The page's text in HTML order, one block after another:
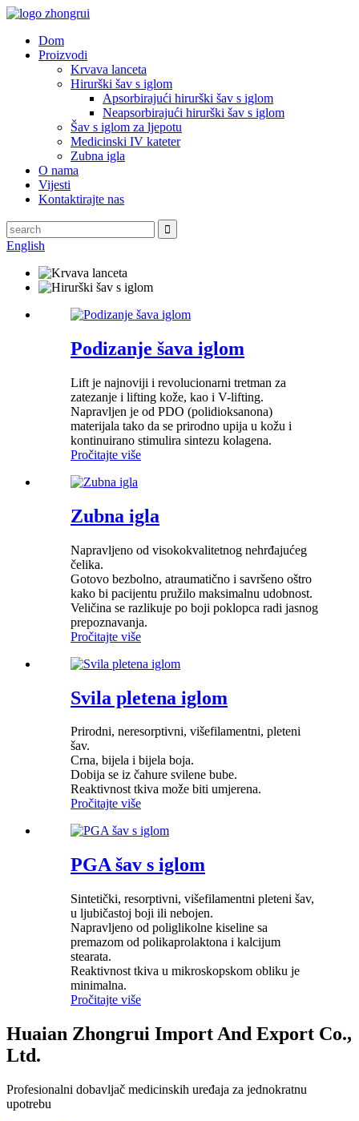
Dom
Proizvodi
Krvava lanceta
Hirurški šav s iglom
Apsorbirajući hirurški šav s iglom
Neapsorbirajući hirurški šav s iglom
Šav s iglom za ljepotu
Medicinski IV kateter
Zubna igla
O nama
Vijesti
Kontaktirajte nas
English
Podizanje šava iglom
Lift je najnoviji i revolucionarni tretman za
zatezanje i lifting kože, kao i V-lifting.
Napravljen je od PDO (polidioksanona)
materijala tako da se prirodno upija u kožu i
kontinuirano stimulira sintezu kolagena.
Pročitajte više
Zubna igla
Napravljeno od visokokvalitetnog nehrđajućeg
čelika.
Gotovo bezbolno, atraumatično i savršeno oštro
kako bi pacijentu pružilo maksimalnu udobnost.
Veličina se razlikuje po boji poklopca radi jasnog
prepoznavanja.
Pročitajte više
Svila pletena iglom
Prirodni, neresorptivni, višefilamentni, pleteni
šav.
Crna, bijela i bijela boja.
Dobija se iz čahure svilene bube.
Reaktivnost tkiva može biti umjerena.
Pročitajte više
PGA šav s iglom
Sintetički, resorptivni, višefilamentni pleteni šav,
u ljubičastoj boji ili nebojen.
Napravljeno od poliglikolne kiseline sa
premazom od polikaprolaktona i kalcijum
stearata.
Reaktivnost tkiva u mikroskopskom obliku je
minimalna.
Pročitajte više
Huaian Zhongrui Import And Export Co.,
Ltd.
Profesionalni dobavljač medicinskih uređaja za jednokratnu
upotrebu